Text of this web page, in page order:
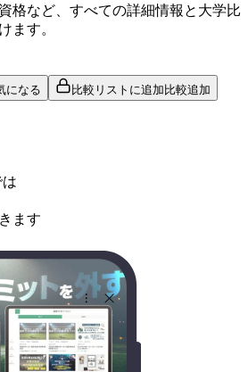
格など、すべての詳細情報と大学比
ます。
になる 比較リストに追加 比較追加
ます